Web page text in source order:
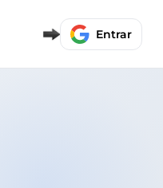
Entrar